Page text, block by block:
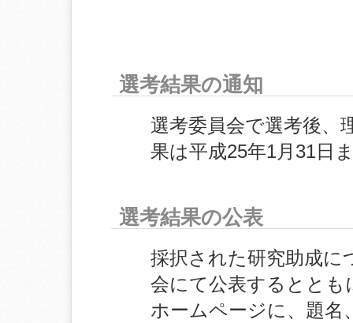
選考結果の通知
選考委員会で選考後、
果は平成25年1月31日
選考結果の公表
採択された研究助成に
会にて公表するととも
ホームページに、題名